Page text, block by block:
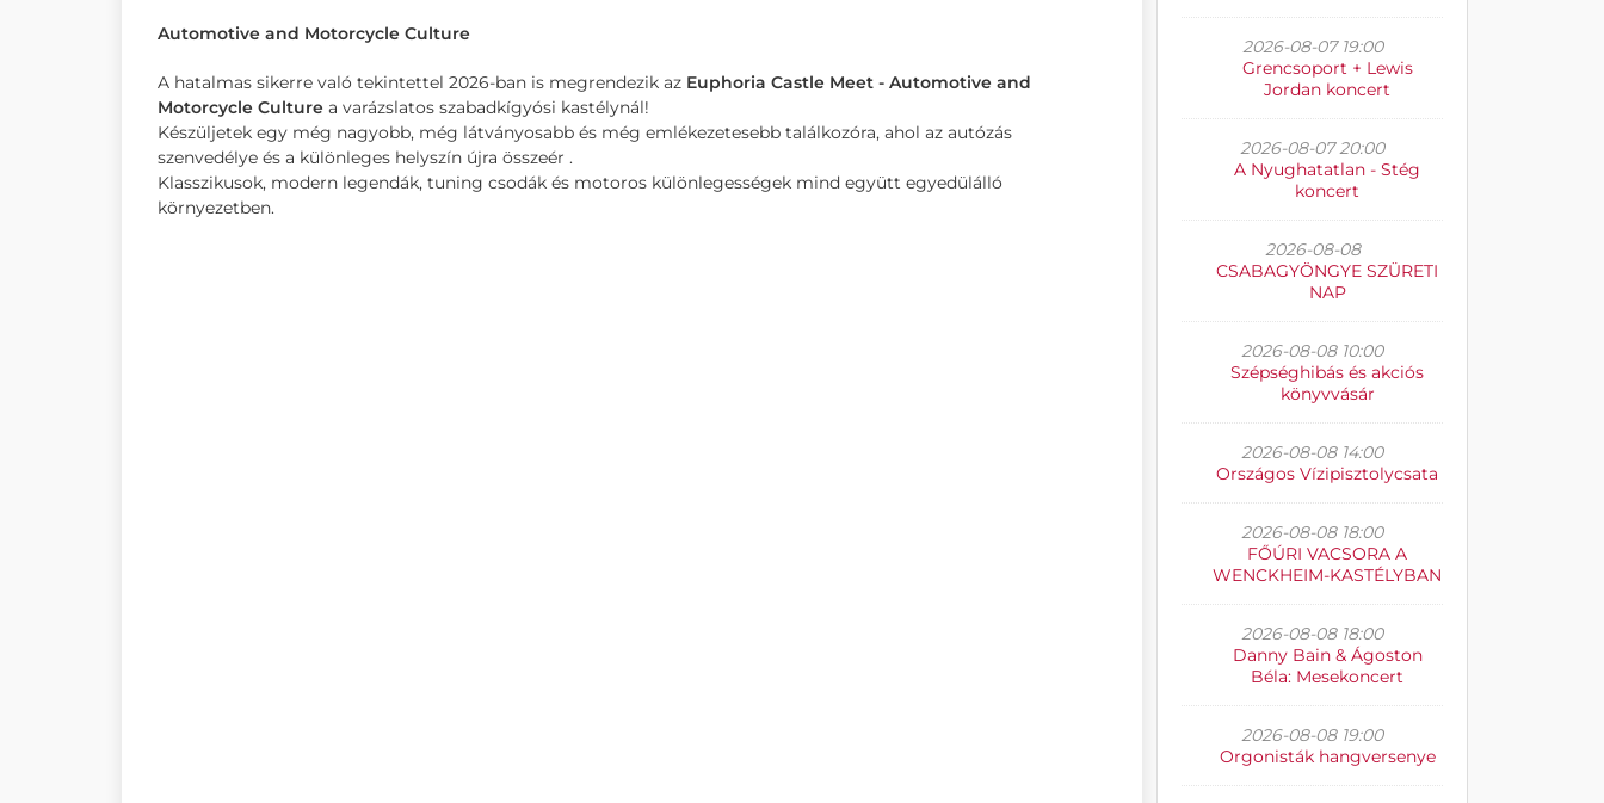
Automotive and Motorcycle Culture
A hatalmas sikerre való tekintettel 2026-ban is megrendezik az Euphoria Castle Meet - Automotive and
Motorcycle Culture a varázslatos szabadkígyósi kastélynál!
Készüljetek egy még nagyobb, még látványosabb és még emlékezetesebb találkozóra, ahol az autózás
szenvedélye és a különleges helyszín újra összeér .
Klasszikusok, modern legendák, tuning csodák és motoros különlegességek mind együtt egyedülálló
környezetben.
2026-08-07 19:00
Grencsoport + Lewis
Jordan koncert
2026-08-07 20:00
A Nyughatatlan - Stég
koncert
2026-08-08
CSABAGYÖNGYE SZÜRETI
NAP
2026-08-08 10:00
Szépséghibás és akciós
könyvvásár
2026-08-08 14:00
Országos Vízipisztolycsata
2026-08-08 18:00
FŐÚRI VACSORA A
WENCKHEIM-KASTÉLYBAN
2026-08-08 18:00
Danny Bain & Ágoston
Béla: Mesekoncert
2026-08-08 19:00
Orgonisták hangversenye